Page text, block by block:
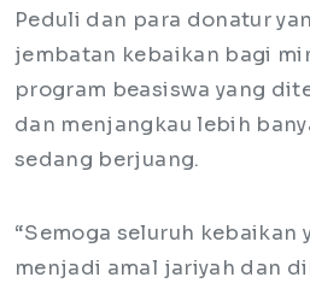
Peduli dan para donatur
jembatan kebaikan bagi
program beasiswa yang
dan menjangkau lebih
sedang berjuang.
“Semoga seluruh kebaikan
menjadi amal jariyah dan